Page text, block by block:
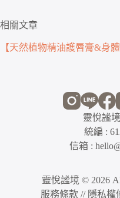
相關文章
【天然植物精油護唇膏&身
靈悅謐
統編 :
信箱 :
靈悅謐境 © 2026
服務條款 // 隱私權